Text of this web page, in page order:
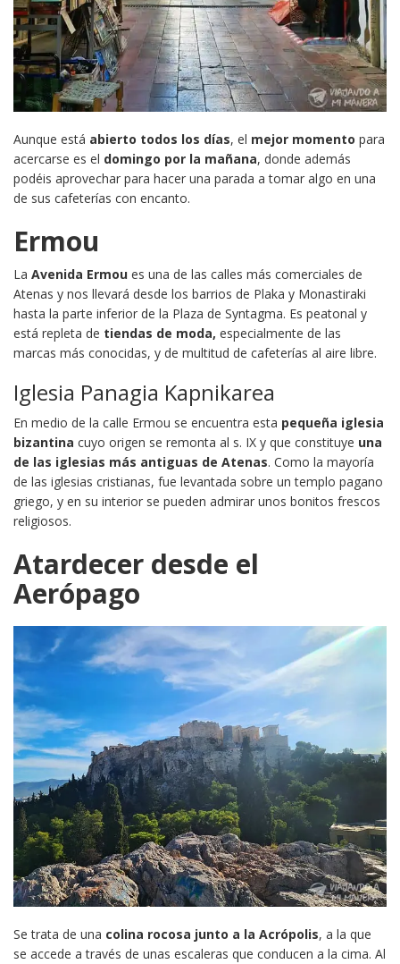
Aunque está abierto todos los días, el mejor momento para
acercarse es el domingo por la mañana, donde además
podéis aprovechar para hacer una parada a tomar algo en una
de sus cafeterías con encanto.
Ermou
La Avenida Ermou es una de las calles más comerciales de
Atenas y nos llevará desde los barrios de Plaka y Monastiraki
hasta la parte inferior de la Plaza de Syntagma. Es peatonal y
está repleta de tiendas de moda, especialmente de las
marcas más conocidas, y de multitud de cafeterías al aire libre.
Iglesia Panagia Kapnikarea
En medio de la calle Ermou se encuentra esta pequeña iglesia
bizantina cuyo origen se remonta al s. IX y que constituye una
de las iglesias más antiguas de Atenas. Como la mayoría
de las iglesias cristianas, fue levantada sobre un templo pagano
griego, y en su interior se pueden admirar unos bonitos frescos
religiosos.
Atardecer desde el
Aerópago
Se trata de una colina rocosa junto a la Acrópolis, a la que
se accede a través de unas escaleras que conducen a la cima. Al